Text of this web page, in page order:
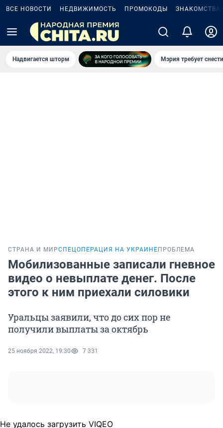
ВСЕ НОВОСТИ НЕДВИЖИМОСТЬ ПРОМОКОДЫ ЗНАКОМСТВА
Надвигается шторм Мэрия требует
СТРАНА И МИРСПЕЦОПЕРАЦИЯ НА УКРАИНЕ ПРОБЛЕМА
Мобилизованные записали гневное
видео о невыплате денег. После
этого к ним приехали силовики
Уральцы заявили, что до сих пор не
получили выплаты за октябрь
25 ноября 2022, 19:30 7 331
Не удалось загрузить VIQEO